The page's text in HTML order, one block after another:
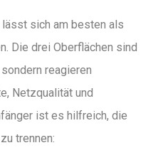
sich am besten als
Die drei Oberflächen sind
reagieren
Netzqualität und
ist es hilfreich, die
trennen: